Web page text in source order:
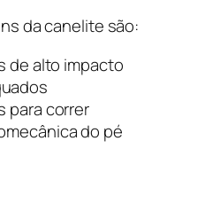
da canelite são:
de alto impacto
para correr
do pé